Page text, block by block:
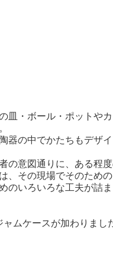
皿・ボール・ポットや
の中でかたちもデザ
意図通りに、ある程
、その現場でそのための
のいろいろな工夫が詰
ムケースが加わりまし